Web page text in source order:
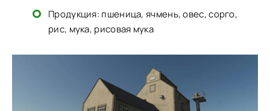
Продукция: пшеница, ячмень, овес, сорго,
рис, мука, рисовая мука